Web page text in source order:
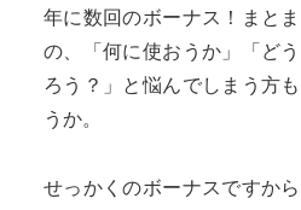
年に数回のボーナス！まと
の、「何に使おうか」「ど
ろう？」と悩んでしまう方
うか。
せっかくのボーナスですか